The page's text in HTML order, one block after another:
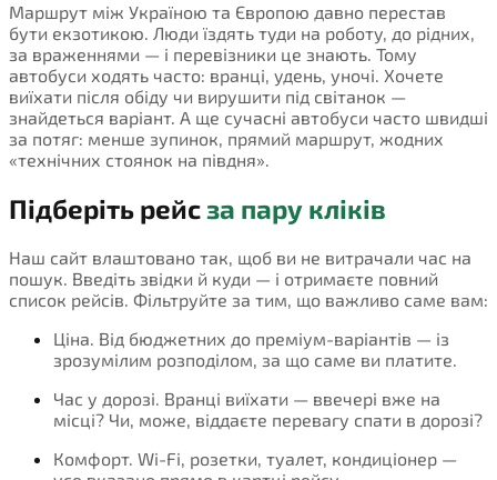
Маршрут між Україною та Європою давно перестав
бути екзотикою. Люди їздять туди на роботу, до рідних,
за враженнями — і перевізники це знають. Тому
автобуси ходять часто: вранці, удень, уночі. Хочете
виїхати після обіду чи вирушити під світанок —
знайдеться варіант. А ще сучасні автобуси часто швидші
за потяг: менше зупинок, прямий маршрут, жодних
«технічних стоянок на півдня».
Підберіть рейсза пару кліків
Наш сайт влаштовано так, щоб ви не витрачали час на
пошук. Введіть звідки й куди — і отримаєте повний
список рейсів. Фільтруйте за тим, що важливо саме вам:
Ціна. Від бюджетних до преміум-варіантів — із
зрозумілим розподілом, за що саме ви платите.
Час у дорозі. Вранці виїхати — ввечері вже на
місці? Чи, може, віддаєте перевагу спати в дорозі?
Комфорт. Wi-Fi, розетки, туалет, кондиціонер —